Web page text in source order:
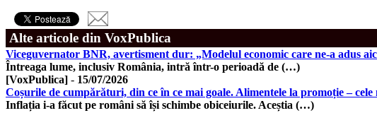
Alte articole din VoxPublica
Viceguvernator BNR, avertisment dur: „Modelul economic care ne-a adus
Întreaga lume, inclusiv România, intră într-o perioadă de (…)
[VoxPublica] - 15/07/2026
Coșurile de cumpărături, din ce în ce mai goale. Alimentele la promoție –
Inflația i-a făcut pe români să își schimbe obiceiurile. Aceștia (…)